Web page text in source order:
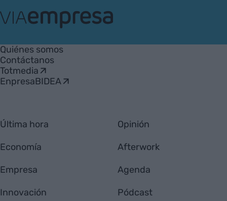
Empresa
Quiénes somos
Contáctanos
Totmedia
EnpresaBIDEA
Última hora
Economía
Empresa
Innovación
Opinión
Afterwork
Agenda
Pódcast